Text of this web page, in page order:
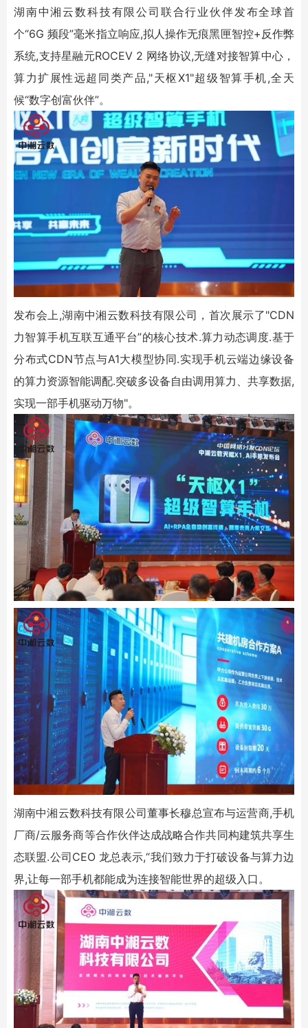
湖南中湘云数科技有限公司联合行业伙伴发布全球首
个“6G 频段”毫米指立响应,拟人操作无痕黑匣智控+反作弊
系统,支持星融元ROCEV 2 网络协议,无缝对接智算中心，
算力扩展性远超同类产品,"天枢X1"超级智算手机,全天
候“数字创富伙伴”。
发布会上,湖南中湘云数科技有限公司，首次展示了"CDN
力智算手机互联互通平台”的核心技术.算力动态调度.基于
分布式CDN节点与A1大模型协同.实现手机云端边缘设备
的算力资源智能调配.突破多设备自由调用算力、共享数据,
实现一部手机驱动万物"。
湖南中湘云数科技有限公司董事长穆总宣布与运营商,手机
厂商/云服务商等合作伙伴达成战略合作共同构建筑共享生
态联盟.公司CEO 龙总表示,“我们致力于打破设备与算力边
界,让每一部手机都能成为连接智能世界的超级入口。